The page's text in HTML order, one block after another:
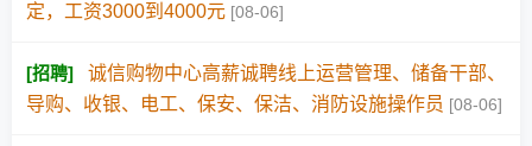
定，工资3000到4000元 [08-06]
[招聘]
诚信购物中心高薪诚聘线上运营管理、储备干部、
导购、收银、电工、保安、保洁、消防设施操作员 [08-06]